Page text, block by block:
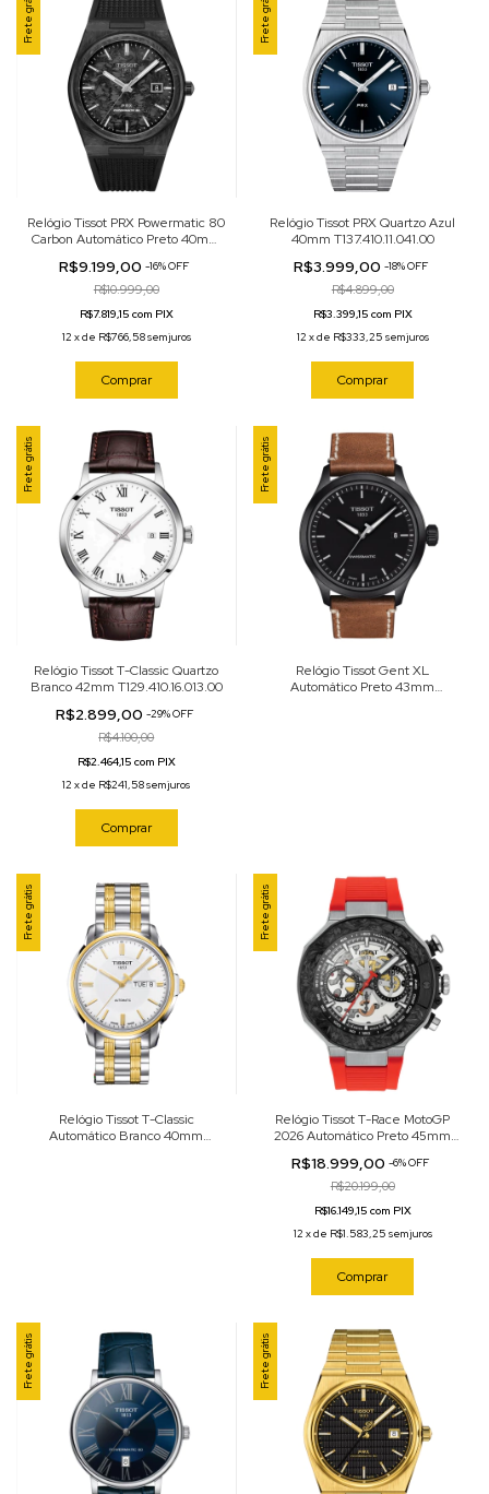
Frete grátis
Relógio Tissot PRX Powermatic 80
Carbon Automático Preto 40mm
R$9.199,00-16%OFF
R$10.999,00
R$7.819,15 com PIX
12 xde R$766,58sem juros
Comprar
Frete grátis
Relógio Tissot PRX Quartzo Azul
40mm T137.410.11.041.00
R$3.999,00 -18%OFF
R$4.899,00
R$3.399,15 com PIX
12 xde R$333,25 sem juros
Comprar
Frete grátis
Relógio Tissot T-Classic Quartzo
Branco 42mm T129.410.16.013.00
R$2.899,00 -29%OFF
R$4.100,00
R$2.464,15 com PIX
12 xde R$241,58sem juros
Comprar
Frete grátis
Relógio Tissot Gent XL
Automático Preto 43mm
Frete grátis
Relógio Tissot T-Classic
Automático Branco 40mm
Frete grátis
Relógio Tissot T-Race MotoGP
2026 Automático Preto 45mm
R$18.999,00-6%OFF
R$20.199,00
R$16.149,15 com PIX
12 xde R$1.583,25 sem juros
Comprar
Frete grátis Frete grátis